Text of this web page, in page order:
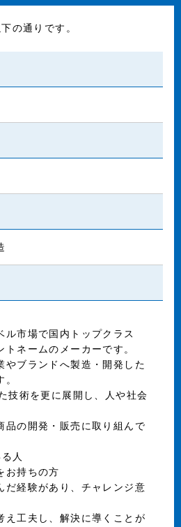
の通りです。
ル市場で国内トップクラス
ネームのメーカーです。
やブランドへ製造・開発した
技術を更に展開し、人や社会
品の開発・販売に取り組んで
人
お持ちの方
だ経験があり、チャレンジ意
え工夫し、解決に導くことが